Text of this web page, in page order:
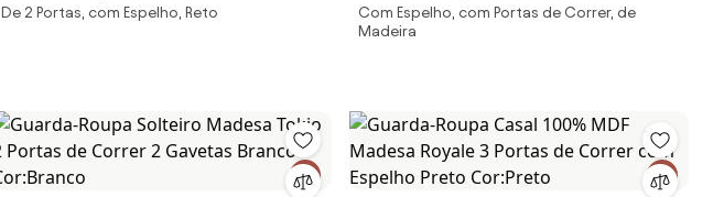
Portas de Correr com Espelho 2
De 2 Portas, com Espelho, Reto
Portas de Correr com Espelho
Rustic/Preto Cor:Rustic/Preto
Com Espelho, com Portas de Correr, de
Madeira